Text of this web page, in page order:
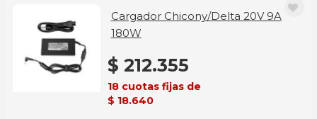
Cargador Chicony/Delta 20V 9A
180W
$ 212.355
18 cuotas fijas de
$ 18.640